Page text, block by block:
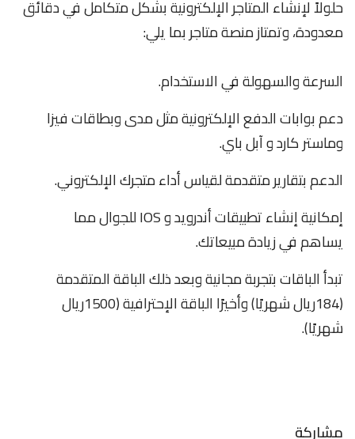
حلولاً لإنشاء المتاجر الإلكترونية بشكل متكامل في دقائق
معدودة، وتمتاز منصة متاجر بما يلي:
السرعة والسهولة في الاستخدام.
دعم بوابات الدفع الإلكترونية مثل مدى وبطاقات فيزا
وماستر كارد و آبل باي.
الدعم بتقارير متقدمة لقياس أداء متجرك الإلكتروني.
إمكانية إنشاء تطبيقات أندرويد و IOS للجوال مما
يساهم في زيادة مبيعاتك.
تبدأ الباقات بتجربة مجانية وبعد ذلك الباقة المتقدمة
(184ريال شهريًا) وأخيرًا الباقة الإحترافية (1500ريال
شهريًا).
مشاركة